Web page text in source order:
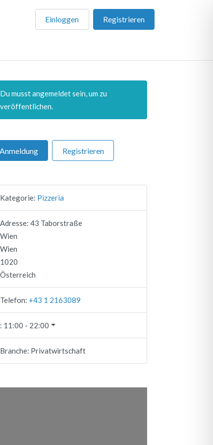
Einloggen Registrieren
Du musst angemeldet sein, um zu
veröffentlichen.
Anmeldung Registrieren
Kategorie: Pizzeria
Adresse: 43 Taborstraße
Wien
Wien
1020
Österreich
Telefon: +43 1 2163089
: 11:00 - 22:00
Branche: Privatwirtschaft